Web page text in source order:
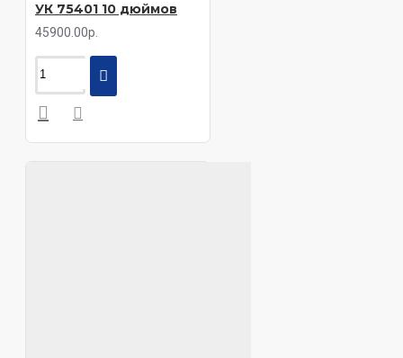
УК 75401 10 дюймов
45900.00р.